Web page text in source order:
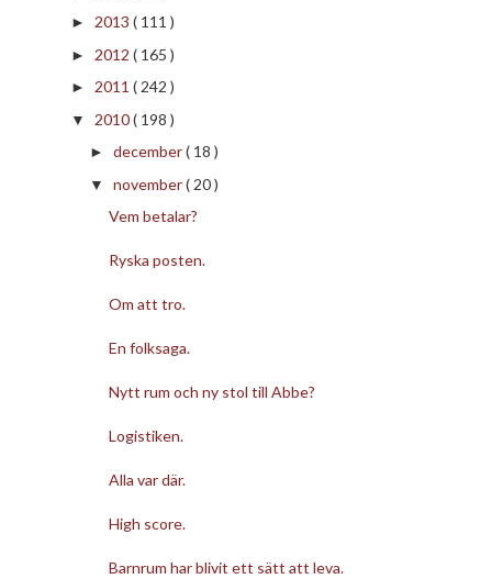
► 2013 ( 111 )
► 2012 ( 165 )
► 2011 ( 242 )
▼ 2010( 198 )
► december( 18 )
▼ november( 20 )
Vem betalar?
Ryska posten.
Om att tro.
En folksaga.
Nytt rum och ny stol till Abbe?
Logistiken.
Alla var där.
High score.
Barnrum har blivit ett sätt att leva.